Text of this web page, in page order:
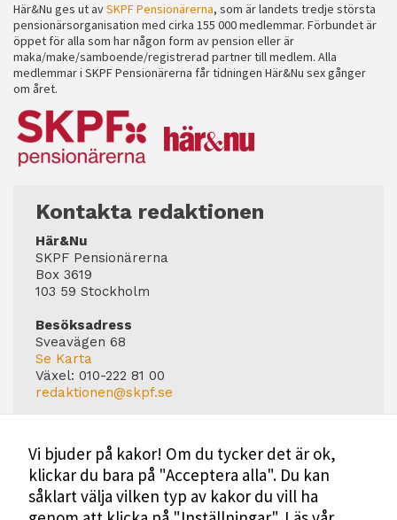
Här&Nu ges ut avSKPF Pensionärerna, som är landets tredje största
pensionärsorganisation med cirka 155 000 medlemmar. Förbundet är
öppet för alla som har någon form av pension eller är
maka/make/samboende/registrerad partner till medlem. Alla
medlemmar i SKPF Pensionärerna får tidningen Här&Nu sex gånger
om året.
Kontakta redaktionen
Här&Nu
SKPF Pensionärerna
Box 3619
103 59 Stockholm
Besöksadress
Sveavägen 68
Se Karta
Växel: 010-222 81 00
redaktionen@skpf.se
Markus Dahlberg
Tel: 0720-88 17 17
markus.dahlberg@skpf.se
Annonsering
Vi bjuder på kakor! Om du tycker det är ok,
klickar du bara på "Acceptera alla". Du kan
såklart välja vilken typ av kakor du vill ha